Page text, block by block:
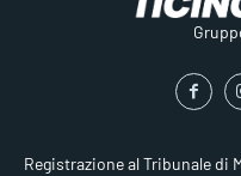
Registrazione al Tribunale di